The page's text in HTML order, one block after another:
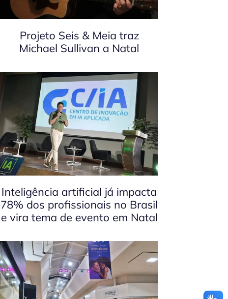
Projeto Seis & Meia traz
Michael Sullivan a Natal
Inteligência artificial já impacta
78% dos profissionais no Brasil
e vira tema de evento em Natal